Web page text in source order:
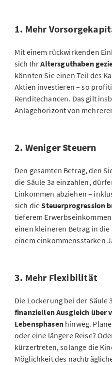
1. Mehr
Mit einem rückwirkenden
sich IhrAltersguthaben
könnten Sie einen Teil des
Aktien investieren – so
Renditechancen. Das gilt
Anlagehorizont von
2. Weniger Steuern
Den gesamten Betrag, den
die Säule 3a einzahlen,
Einkommen abziehen –
sich dieSteuerprogression
tieferem
einen kleineren Betrag in
einem einkommensstarken
3. Mehr Flexibilität
Die Lockerung bei der Säule
finanziellen Ausgleich über
Lebensphasenhinweg.
oder eine längere Reise?
kürzertreten, solange die
Möglichkeit des